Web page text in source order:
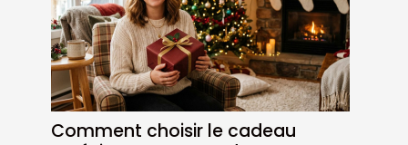
Comment choisir le cadeau